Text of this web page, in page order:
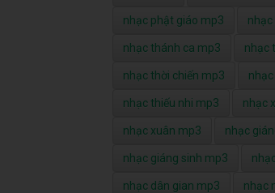
nhạc phật giáo mp3 nhạc
nhạc thánh ca mp3 nhạc
nhạc thời chiến mp3
nhạc thiếu nhi mp3 nhạc
nhạc xuân mp3 nhạc
nhạc giáng sinh mp3
nhạc dân gian mp3 nhạc